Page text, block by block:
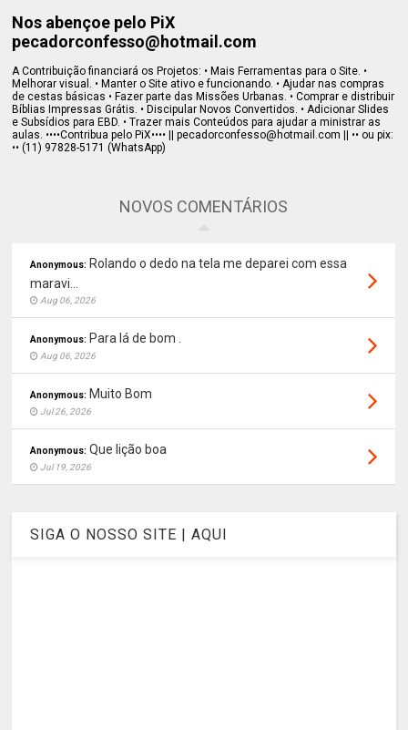
Nos abençoe pelo PiX
pecadorconfesso@hotmail.com
A Contribuição financiará os Projetos: • Mais Ferramentas para o Site. •
Melhorar visual. • Manter o Site ativo e funcionando. • Ajudar nas compras
de cestas básicas • Fazer parte das Missões Urbanas. • Comprar e distribuir
Bíblias Impressas Grátis. • Discipular Novos Convertidos. • Adicionar Slides
e Subsídios para EBD. • Trazer mais Conteúdos para ajudar a ministrar as
aulas. ••••Contribua pelo PiX•••• || pecadorconfesso@hotmail.com || •• ou pix:
•• (11) 97828-5171 (WhatsApp)
NOVOS COMENTÁRIOS
Anonymous: Rolando o dedo na tela me deparei com essa
maravi...
Aug 06, 2026
Anonymous: Para lá de bom .
Aug 06, 2026
Anonymous: Muito Bom
Jul 26, 2026
Anonymous: Que lição boa
Jul 19, 2026
SIGA O NOSSO SITE | AQUI